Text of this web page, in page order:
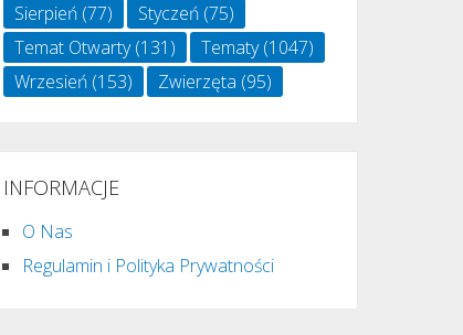
Sierpień (77) Styczeń (75)
Temat Otwarty(131) Tematy(1047)
Wrzesień (153) Zwierzęta (95)
INFORMACJE
O Nas
Regulamin i Polityka Prywatności